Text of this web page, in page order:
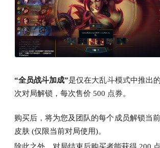
“全员战斗加成”是仅在大乱斗模式中推出
次对局解锁，每次售价 500 点券。
购买后，将为您及团队的每个成员解锁当
皮肤 (仅限当前对局使用)。